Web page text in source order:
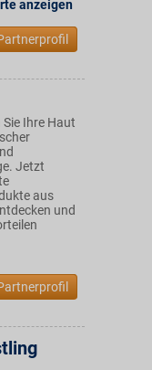
anzeigen
Ihre Haut
Jetzt
aus
und